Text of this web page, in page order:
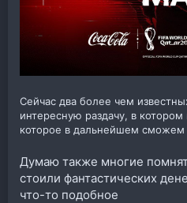
Сейчас два более чем
интересную раздачу, в
которое в дальнейшем сможем
Думаю также многие
стоили фантастических
что-то подобное